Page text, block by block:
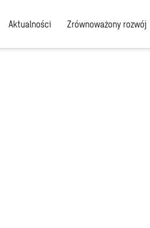
Aktualności Zrównoważony rozwój